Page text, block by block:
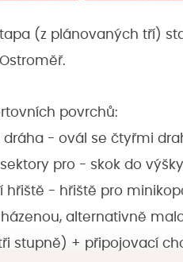
(z plánovaných tří)
povrchů:
- ovál se čtyřmi
sektory pro - skok do
- hřiště pro
alternativně
stupně) + připojovací